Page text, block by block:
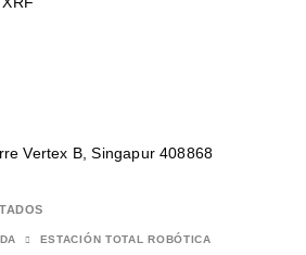
Vertex B, Singapur 408868
ESTACIÓN TOTAL ROBÓTICA